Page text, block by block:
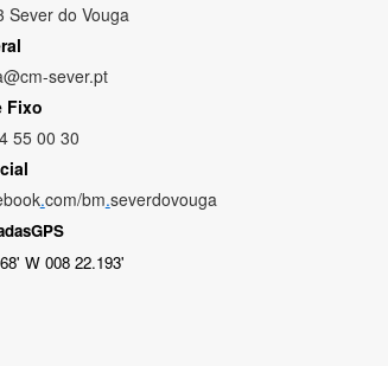
Sever do Vouga
sever.pt
Fixo
55 00 30
.com/bm.severdovouga
W 008 22.193'